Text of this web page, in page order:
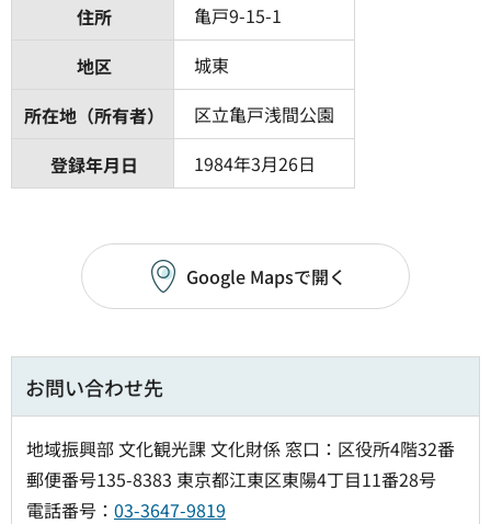
住所
亀戸9-15-1
地区
城東
所在地（所有者）
区立亀戸浅間公園
登録年月日
1984年3月26日
Google Mapsで開く
お問い合わせ先
地域振興部 文化観光課 文化財係 窓口：区役所4階32番
郵便番号135-8383 東京都江東区東陽4丁目11番28号
電話番号： 03-3647-9819